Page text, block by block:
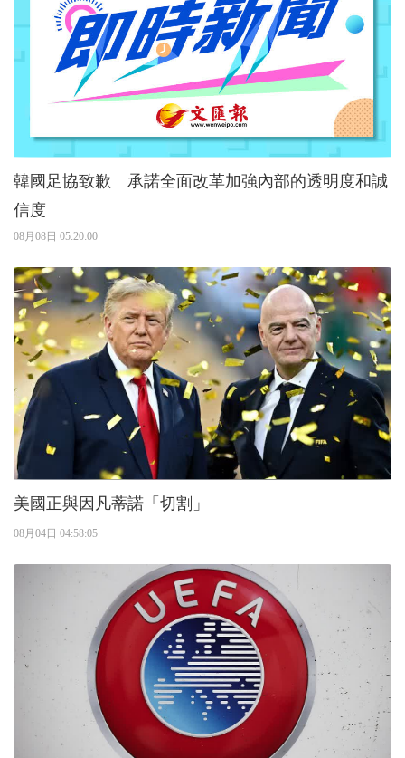
韓國足協致歉 承諾全面改革加強內部的透明度和誠
信度
08月08日 05:20:00
美國正與因凡蒂諾「切割」
08月04日 04:58:05